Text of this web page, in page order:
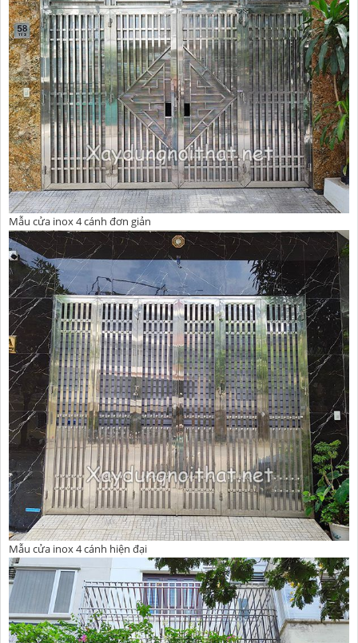
Mẫu cửa inox 4 cánh đơn giản
Mẫu cửa inox 4 cánh hiện đại